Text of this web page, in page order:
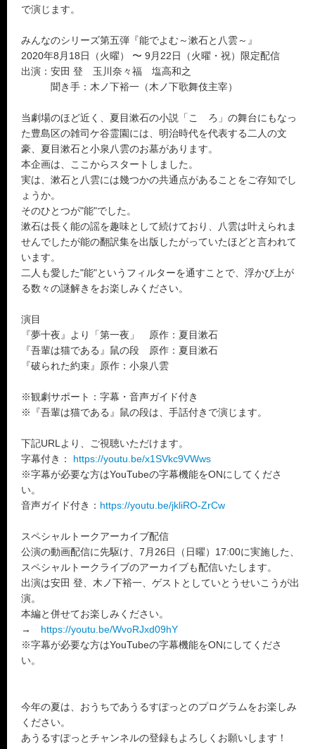
で演じます。
みんなのシリーズ第五弾『能でよむ～漱石と八雲～』
2020年8月18日（火曜） 〜 9月22日（火曜・祝）限定配信
出演：安田 登 玉川奈々福 塩高和之
聞き手：木ノ下裕一（木ノ下歌舞伎主宰）
当劇場のほど近く、夏目漱石の小説「こゝろ」の舞台にもなっ
た豊島区の雑司ケ谷霊園には、明治時代を代表する二人の文
豪、夏目漱石と小泉八雲のお墓があります。
本企画は、ここからスタートしました。
実は、漱石と八雲には幾つかの共通点があることをご存知でし
ょうか。
そのひとつが"能"でした。
漱石は長く能の謡を趣味として続けており、八雲は叶えられま
せんでしたが能の翻訳集を出版したがっていたほどと言われて
います。
二人も愛した"能"というフィルターを通すことで、浮かび上が
る数々の謎解きをお楽しみください。
演目
『夢十夜』より「第一夜」 原作：夏目漱石
『吾輩は猫である』鼠の段 原作：夏目漱石
『破られた約束』原作：小泉八雲
※観劇サポート：字幕・音声ガイド付き
※『吾輩は猫である』鼠の段は、手話付きで演じます。
下記URLより、ご視聴いただけます。
字幕付き： https://youtu.be/x1SVkc9VWws
※字幕が必要な方はYouTubeの字幕機能をONにしてくださ
い。
音声ガイド付き： https://youtu.be/jkliRO-ZrCw
スペシャルトークアーカイブ配信
公演の動画配信に先駆け、7月26日（日曜）17:00に実施した、
スペシャルトークライブのアーカイブも配信いたします。
出演は安田 登、木ノ下裕一、ゲストとしていとうせいこうが出
演。
本編と併せてお楽しみください。
→ https://youtu.be/WvoRJxd09hY
※字幕が必要な方はYouTubeの字幕機能をONにしてくださ
い。
今年の夏は、おうちであうるすぽっとのプログラムをお楽しみ
ください。
あうるすぽっとチャンネルの登録もよろしくお願いします！